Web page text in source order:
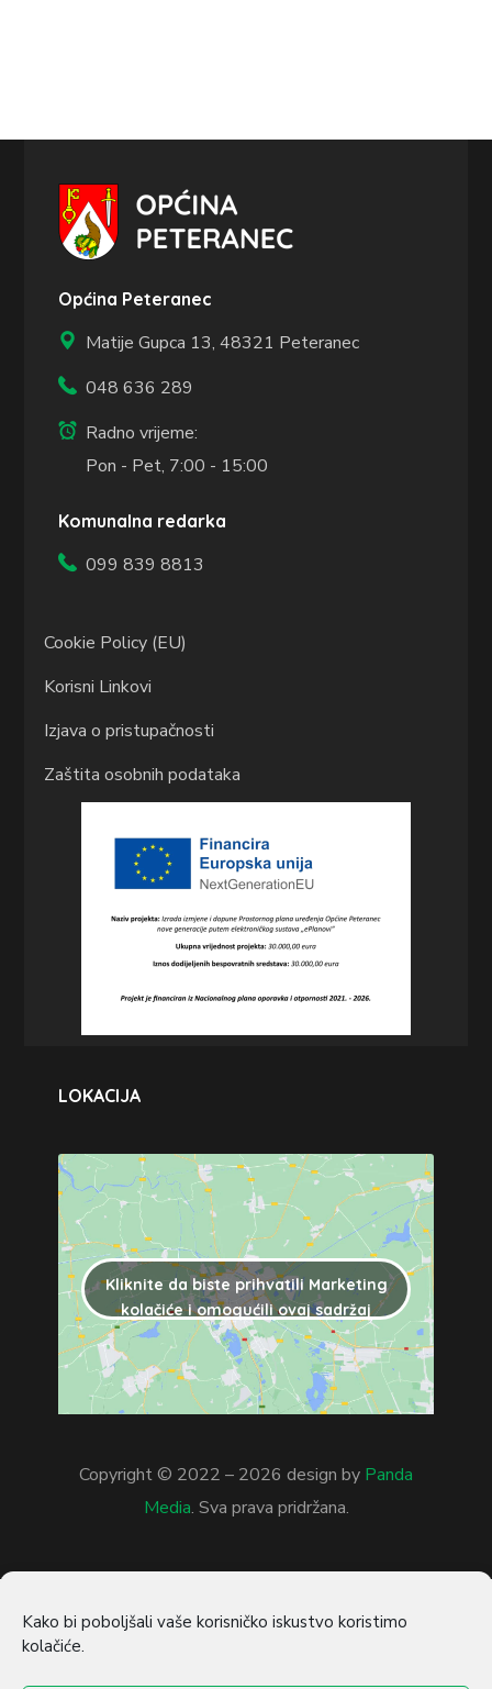
Kako bi poboljšali vaše korisničko iskustvo koristimo
kolačiće.
Općina Peteranec
Matije Gupca 13,48321 Peteranec
048 636 289
Radno vrijeme:
Pon - Pet, 7:00 - 15:00
Komunalna redarka
099 839 8813
Cookie Policy (EU)
Korisni Linkovi
Izjava o pristupačnosti
Zaštita osobnih podataka
LOKACIJA
Kliknite da biste prihvatili Marketing
kolačiće i omogućili ovaj sadržaj
Copyright © 2022 – 2026 design by Panda
Media. Sva prava pridržana.